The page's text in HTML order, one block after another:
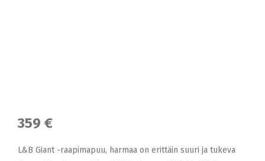
359 €
L&B Giant -raapimapuu, harmaa on erittäin suuri ja tukeva